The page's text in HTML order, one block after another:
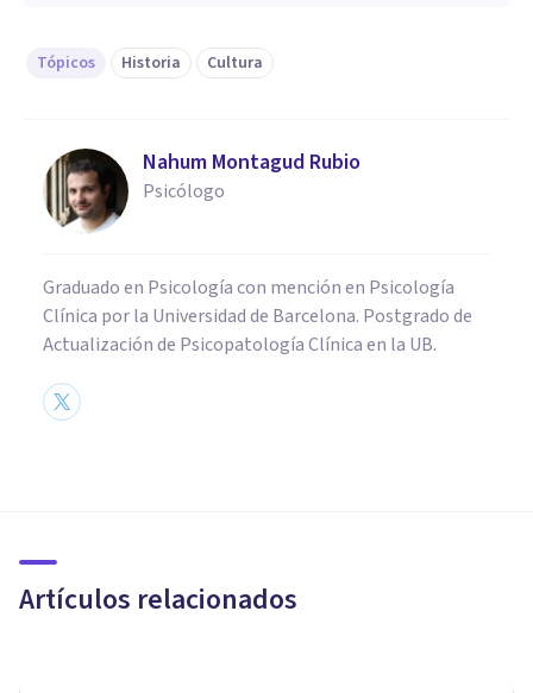
Tópicos Historia Cultura
Nahum Montagud Rubio
Psicólogo
Graduado en Psicología con mención en Psicología
Clínica por la Universidad de Barcelona. Postgrado de
Actualización de Psicopatología Clínica en la UB.
Artículos relacionados
esta cultura mesoamericana